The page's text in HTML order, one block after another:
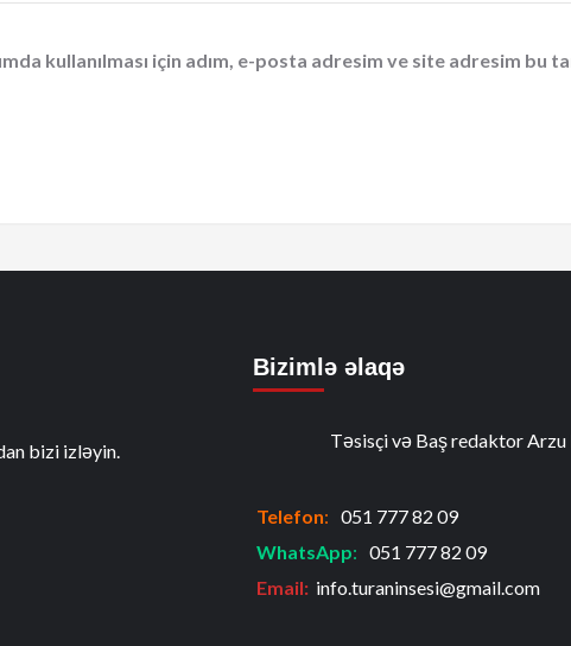
kullanılması için adım, e-posta adresim ve site adresim bu
bizi izləyin.
Bizimlə əlaqə
Təsisçi və Baş redaktor Arzu
Telefon: 051 777 82 09
WhatsApp: 051 777 82 09
Email: info.turaninsesi@gmail.com